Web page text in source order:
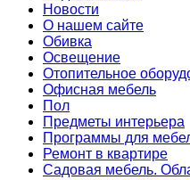
Новости
О нашем сайте
Обивка
Освещение
Отопительное
Офисная мебель
Пол
Предметы интерьера
Программы для
Ремонт в квартире
Садовая мебель.